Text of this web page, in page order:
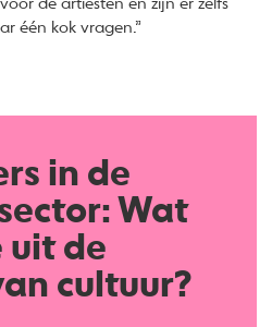
de artiesten en zijn er zelfs
één kok vragen.”
in de
Wat
uit de
cultuur?